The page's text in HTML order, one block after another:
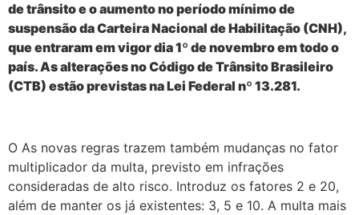
de trânsito e o aumento no período mínimo de
suspensão da Carteira Nacional de Habilitação (CNH),
que entraram em vigor dia 1º de novembro em todo o
país. As alterações no Código de Trânsito Brasileiro
(CTB) estão previstas na Lei Federal nº 13.281.
O As novas regras trazem também mudanças no fator
multiplicador da multa, previsto em infrações
consideradas de alto risco. Introduz os fatores 2 e 20,
além de manter os já existentes: 3, 5 e 10. A multa mais